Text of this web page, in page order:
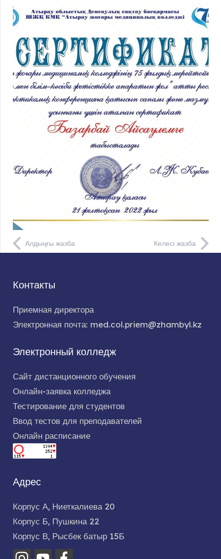
Алдыңғы жазба Келесі жазба
Контакты
Приемная директора
Электронная почта: med.col.priem@zhambyl.kz
Электронный колледж
Сайт дистанционного обучения
Онлайн-заявка колледжа
Тестирование для студентов
Ввод тестов для преподавателей
Онлайн расписание
Адрес
Корпус А, Ниеткалиева 20
Корпус Б, Пушкина 22
Корпус В, Рысбек батыр 15Б